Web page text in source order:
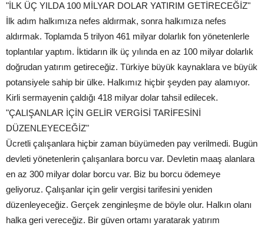
"İLK ÜÇ YILDA 100 MİLYAR DOLAR YATIRIM GETİRECEĞİZ"
İlk adım halkımıza nefes aldırmak, sonra halkımıza nefes
aldırmak. Toplamda 5 trilyon 461 milyar dolarlık fon yönetenlerle
toplantılar yaptım. İktidarın ilk üç yılında en az 100 milyar dolarlık
doğrudan yatırım getireceğiz. Türkiye büyük kaynaklara ve büyük
potansiyele sahip bir ülke. Halkımız hiçbir şeyden pay alamıyor.
Kirli sermayenin çaldığı 418 milyar dolar tahsil edilecek.
"ÇALIŞANLAR İÇİN GELİR VERGİSİ TARİFESİNİ
DÜZENLEYECEĞİZ"
Ücretli çalışanlara hiçbir zaman büyümeden pay verilmedi. Bugün
devleti yönetenlerin çalışanlara borcu var. Devletin maaş alanlara
en az 300 milyar dolar borcu var. Biz bu borcu ödemeye
geliyoruz. Çalışanlar için gelir vergisi tarifesini yeniden
düzenleyeceğiz. Gerçek zenginleşme de böyle olur. Halkın olanı
halka geri vereceğiz. Bir güven ortamı yaratarak yatırım